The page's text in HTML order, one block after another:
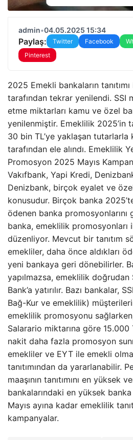
admin•04.05.2025 15:34
Paylaş: Twitter Facebook
Pinterest
2025 Emekli bankaların
tarafından tekrar yenilendi. SSI
etme miktarları kamu ve özel
yenilenmiştir. Emeklilik 2025’in
30 bin TL’ye yaklaşan
tarafından ele alındı. Emeklilik
Promosyon 2025 Mayıs
Vakıfbank, Yapi Kredi,
Denizbank, birçok eyalet ve
konusudur. Birçok banka
ödenen banka promosyonlarını
banka, emeklilik promosyonları
düzenliyor. Mevcut bir tanıtım
emekliler, daha önce aldıkları
yeni bankaya geri dönebilirler.
yapılmazsa, emeklilik doğrudan
Bank’a yatırılır. Bazı bankalar,
Bağ-Kur ve emeklilik)
emeklilik promosyonu
Salarario miktarına göre 15.000
nakit daha fazla promosyon
emekliler ve EYT ile emekli
tanıtımından da yararlanabilir.
maaşının tanıtımını en yüksek
bankalarındaki en yüksek
Mayıs ayına kadar emeklilik
kampanyalar.